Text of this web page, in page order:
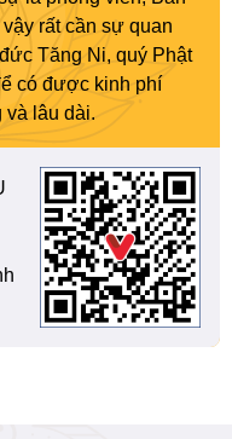
rất cần sự quan
Tăng Ni, quý Phật
có được kinh phí
và lâu dài.